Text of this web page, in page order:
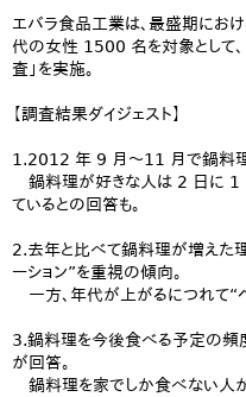
エバラ食品工業は、最盛期にお
代の女性 1500 名を対象として、
査」を実施。
【調査結果ダイジェスト】
1.2012 年 9 月～11 月で鍋料理
鍋料理が好きな人は 2 日に
ているとの回答も。
2.去年と比べて鍋料理が増えた
ーション”を重視の傾向。
一方、年代が上がるにつれて“
3.鍋料理を今後食べる予定の頻
が回答。
鍋料理を家でしか食べない人